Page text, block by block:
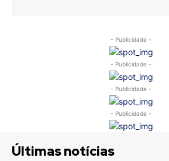
- Publicidade -
- Publicidade -
- Publicidade -
- Publicidade -
Últimas notícias